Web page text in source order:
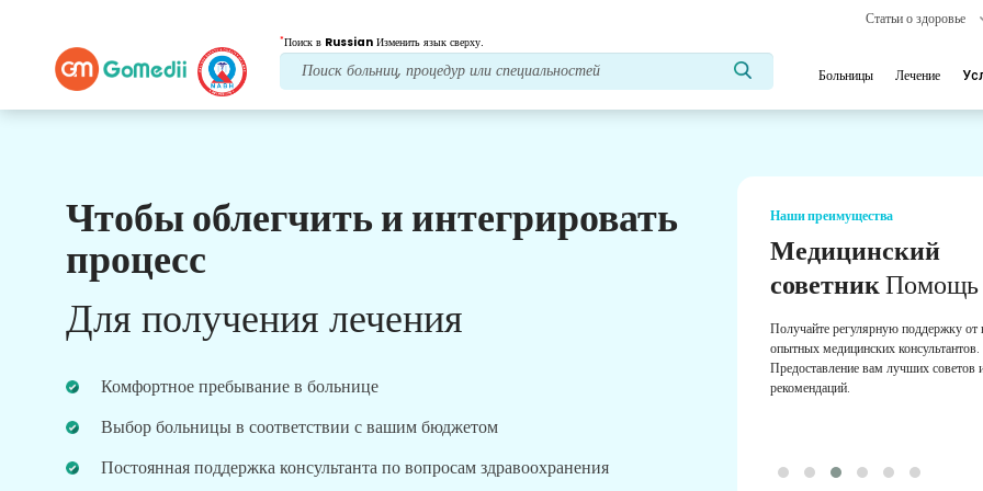
Статьи о здоровье
*Поиск в Russian Изменить язык сверху.
Больницы Лечение
Чтобы облегчить и интегрировать
процесс
Для получения лечения
Комфортное пребывание в больнице
Выбор больницы в соответствии с вашим бюджетом
Постоянная поддержка консультанта по вопросам здравоохранения
Наши преимущества
Лечение после
последующий уход
Получите круглосуточную медицинскую
Регулярные обновления о ваших потребностях в
Наши преимущества
Медицинский
советникПомощь
Получайте регулярную поддержку от
опытных медицинских консультантов.
Предоставление вам лучших советов
рекомендаций.